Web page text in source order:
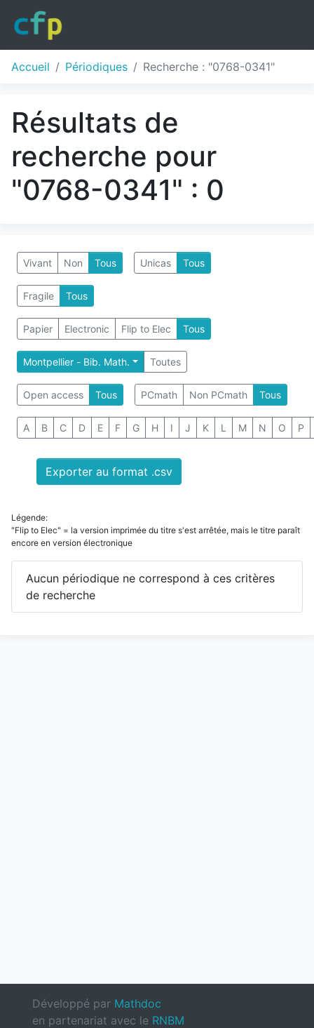
Accueil Périodiques Recherche : "0768-0341"
Résultats de
recherche pour
"0768-0341" : 0
Vivant Non Tous Unicas Tous
Fragile Tous
Papier Electronic Flip to Elec Tous
Montpellier - Bib. Math. Toutes
Open access Tous PCmath Non PCmath Tous
A B C D E F G H I J K L M N O P
Exporter au format .csv
Légende:
"Flip to Elec" = la version imprimée du titre s'est arrêtée, mais le titre paraît
encore en version électronique
Aucun périodique ne correspond à ces critères
de recherche
Développé par Mathdoc
en partenariat avec le RNBM